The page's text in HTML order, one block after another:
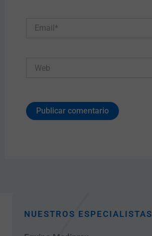
NUESTROS ESPECIALISTAS